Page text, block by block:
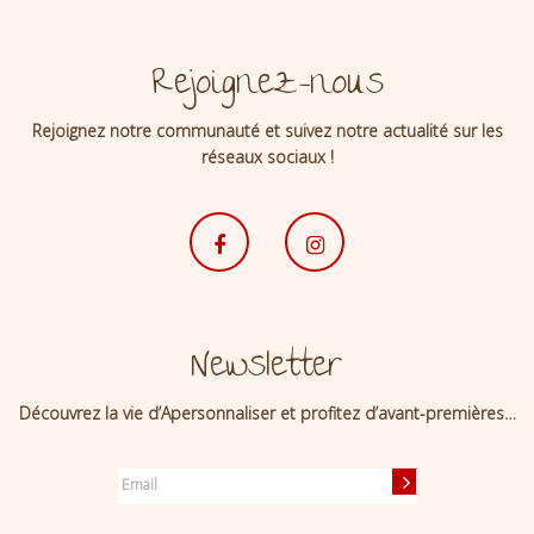
Rejoignez-nous
Rejoignez notre communauté et suivez notre actualité sur les
réseaux sociaux !
Newsletter
Découvrez la vie d’Apersonnaliser et profitez d’avant-premières…